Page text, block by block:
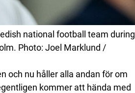
national football team during
Photo: Joel Marklund /
och nu håller alla andan för om
kommer att hända med